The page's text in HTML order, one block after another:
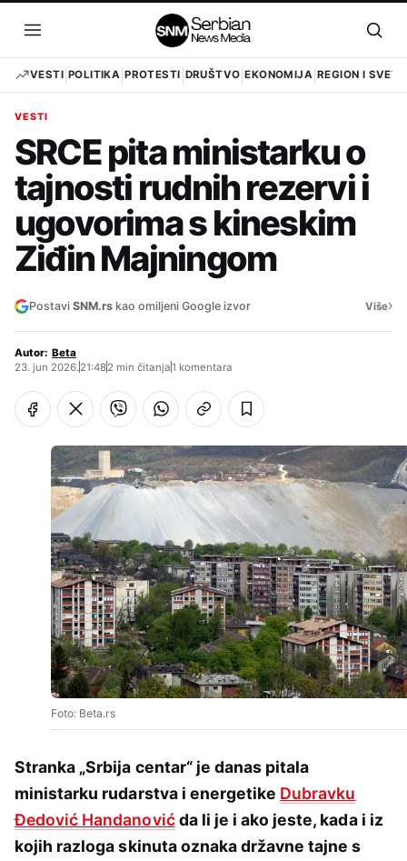
sadržaj
Otvori
meni
VESTI POLITIKA PROTESTI DRUŠTVO EKONOMIJA REGION I SVET
VESTI
SRCE pita ministarku o
tajnosti rudnih rezervi i
ugovorima s kineskim
Ziđin Majningom
Postavi SNM.rs kao omiljeni Google izvor Više›
Autor: Beta
23. jun 2026.21:482 min čitanja1 komentara
Foto: Beta.rs
Stranka „Srbija centar“ je danas pitala
ministarku rudarstva i energetike Dubravku
Đedović Handanovićda li je i ako jeste, kada i iz
kojih razloga skinuta oznaka državne tajne s